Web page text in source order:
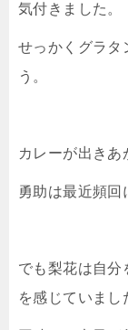
気付きました。
せっかくグラタ
う。
カレーが出きあ
勇助は最近頻回
でも梨花は自分
を感じていまし